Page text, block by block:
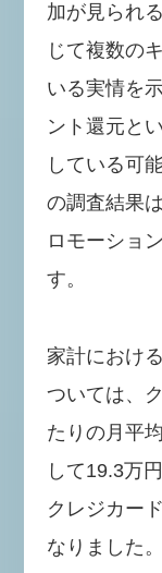
加が見られ
じて複数の
いる実情を
ント還元と
している可
の調査結果
ロモーショ
す。
家計におけ
ついては、
たりの月平
して19.3万
クレジカー
なりました